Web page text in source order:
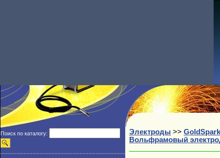
Поиск по каталогу: Электроды >> GoldSpark
Вольфрамовый